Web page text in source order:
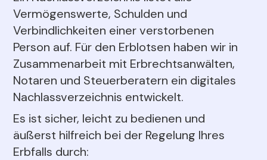
Vermögenswerte, Schulden und
Verbindlichkeiten einer verstorbenen
Person auf. Für den Erblotsen haben wir in
Zusammenarbeit mit Erbrechtsanwälten,
Notaren und Steuerberatern ein digitales
Nachlassverzeichnis entwickelt.
Es ist sicher, leicht zu bedienen und
äußerst hilfreich bei der Regelung Ihres
Erbfalls durch: